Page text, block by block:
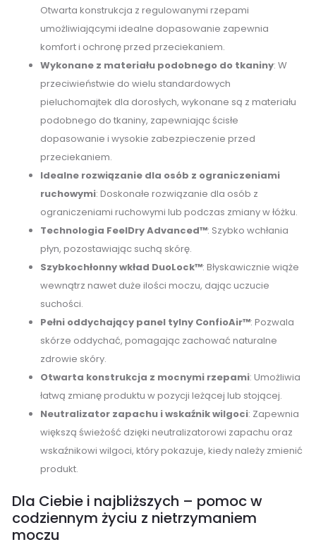
Otwarta konstrukcja z regulowanymi rzepami
umożliwiającymi idealne dopasowanie zapewnia
komfort i ochronę przed przeciekaniem.
Wykonane z materiału podobnego do tkaniny: W
przeciwieństwie do wielu standardowych
pieluchomajtek dla dorosłych, wykonane są z materiału
podobnego do tkaniny, zapewniając ścisłe
dopasowanie i wysokie zabezpieczenie przed
przeciekaniem.
Idealne rozwiązanie dla osób z ograniczeniami
ruchowymi: Doskonałe rozwiązanie dla osób z
ograniczeniami ruchowymi lub podczas zmiany w łóżku.
Technologia FeelDry Advanced™: Szybko wchłania
płyn, pozostawiając suchą skórę.
Szybkochłonny wkład DuoLock™: Błyskawicznie wiąże
wewnątrz nawet duże ilości moczu, dając uczucie
suchości.
Pełni oddychający panel tylny ConfioAir™: Pozwala
skórze oddychać, pomagając zachować naturalne
zdrowie skóry.
Otwarta konstrukcja z mocnymi rzepami: Umożliwia
łatwą zmianę produktu w pozycji leżącej lub stojącej.
Neutralizator zapachu i wskaźnik wilgoci: Zapewnia
większą świeżość dzięki neutralizatorowi zapachu oraz
wskaźnikowi wilgoci, który pokazuje, kiedy należy zmienić
produkt.
Dla Ciebie i najbliższych – pomoc w
codziennym życiu z nietrzymaniem
moczu